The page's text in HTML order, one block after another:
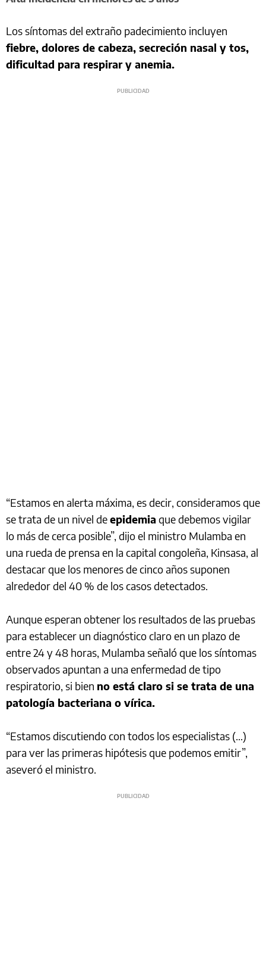
Los síntomas del extraño padecimiento incluyen
fiebre, dolores de cabeza, secreción nasal y tos,
dificultad para respirar y anemia.
“Estamos en alerta máxima, es decir, consideramos que
se trata de un nivel deepidemia que debemos vigilar
lo más de cerca posible”, dijo el ministro Mulamba en
una rueda de prensa en la capital congoleña, Kinsasa, al
destacar que los menores de cinco años suponen
alrededor del 40 % de los casos detectados.
Aunque esperan obtener los resultados de las pruebas
para establecer un diagnóstico claro en un plazo de
entre 24 y 48 horas, Mulamba señaló que los síntomas
observados apuntan a una enfermedad de tipo
respiratorio, si bien no está claro si se trata de una
patología bacteriana o vírica.
“Estamos discutiendo con todos los especialistas (…)
para ver las primeras hipótesis que podemos emitir”,
aseveró el ministro.